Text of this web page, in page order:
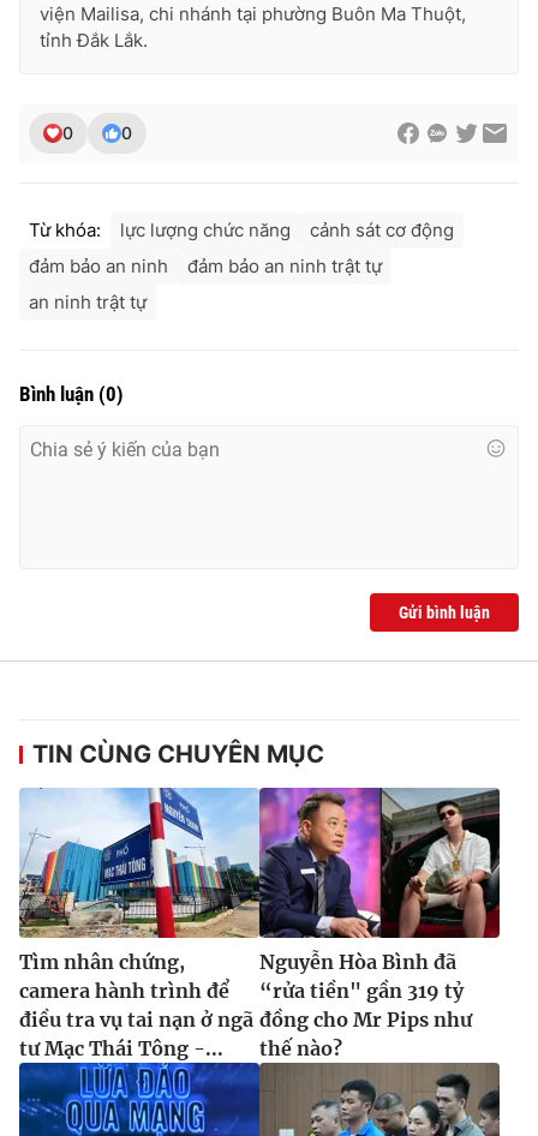
viện Mailisa, chi nhánh tại phường Buôn Ma Thuột,
tỉnh Đắk Lắk.
0 0
Từ khóa: lực lượng chức năng
cảnh sát cơ động
đảm bảo an ninh
đảm bảo an ninh trật tự
an ninh trật tự
Bình luận (0)
Gửi bình luận
TIN CÙNG CHUYÊN MỤC
Tìm nhân chứng,
camera hành trình để
điều tra vụ tai nạn ở ngã
tư Mạc Thái Tông -...
Nguyễn Hòa Bình đã
“rửa tiền" gần 319 tỷ
đồng cho Mr Pips như
thế nào?